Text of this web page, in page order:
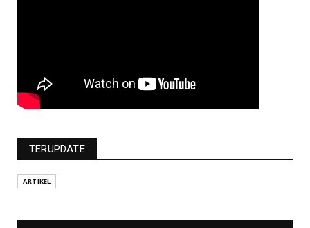
TERUPDATE
ARTIKEL